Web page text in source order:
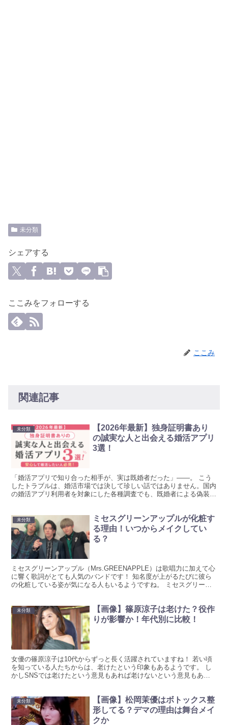
未分類
シェアする
ここみをフォローする
ここみ
関連記事
未分類
【2026年最新】独身証明書あり
の誠実な人と出会える婚活アプリ
3選！
「婚活アプリで知り合った相手が、実は既婚者だった」——。 こう
したトラブルは、婚活市場では決して珍しい話ではありません。国内
の婚活アプリ利用者を対象にした各種調査でも、既婚者による偽装利
未分類
ミセスグリーンアップルが化粧す
る理由！いつからメイクしてい
る？
ミセスグリーンアップル（Mrs.GREENAPPLE）は歌唱力に加えて心
に響く歌詞がとても人気のバンドです！ 知名度が上がるたびに彼ら
の化粧している姿が気になる人もいるようですね。 ミセスグリーン
未分類
【画像】篠原涼子は老けた？役作
りが影響か！年代別に比較！
女優の篠原涼子は10代からずっと長く活躍されていますね！ 若い頃
を知っている人たちからは、老けたという印象もあるようです。 し
かしSNSでは老けたという意見もあれば老けないという意見もあり
未分類
【画像】松岡茉優はボトックス整
形してる？デマの理由は舞台メイ
クか